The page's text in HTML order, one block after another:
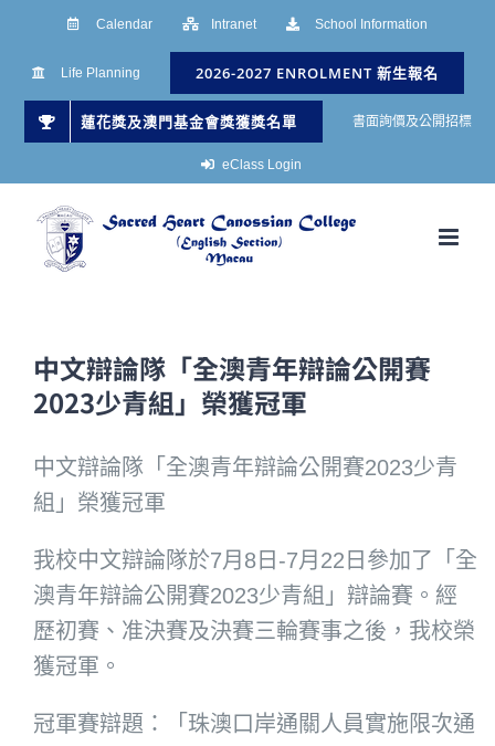
Calendar Intranet School Information
Life Planning 2026-2027 ENROLMENT 新生報名
蓮花獎及澳門基金會獎獲獎名單 書面詢價及公開招標
eClass Login
中文辯論隊「全澳青年辯論公開賽
2023少青組」榮獲冠軍
中文辯論隊「全澳青年辯論公開賽2023少青
組」榮獲冠軍
我校中文辯論隊於7月8日-7月22日參加了「全
澳青年辯論公開賽2023少青組」辯論賽。經
歷初賽、准決賽及決賽三輪賽事之後，我校榮
獲冠軍。
冠軍賽辯題：「珠澳口岸通關人員實施限次通